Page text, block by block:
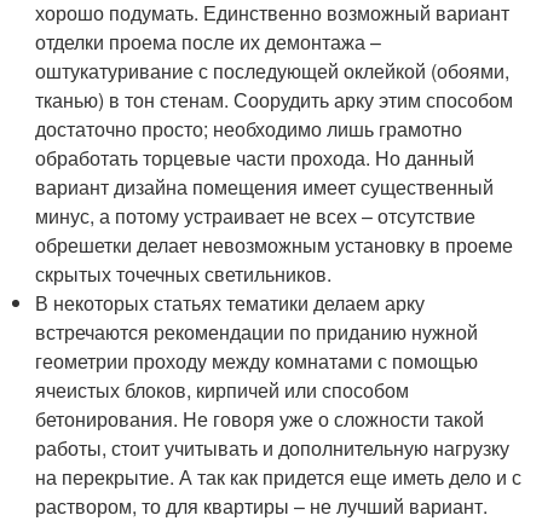
хорошо подумать. Единственно возможный вариант
отделки проема после их демонтажа –
оштукатуривание с последующей оклейкой (обоями,
тканью) в тон стенам. Соорудить арку этим способом
достаточно просто; необходимо лишь грамотно
обработать торцевые части прохода. Но данный
вариант дизайна помещения имеет существенный
минус, а потому устраивает не всех – отсутствие
обрешетки делает невозможным установку в проеме
скрытых точечных светильников.
В некоторых статьях тематики делаем арку
встречаются рекомендации по приданию нужной
геометрии проходу между комнатами с помощью
ячеистых блоков, кирпичей или способом
бетонирования. Не говоря уже о сложности такой
работы, стоит учитывать и дополнительную нагрузку
на перекрытие. А так как придется еще иметь дело и с
раствором, то для квартиры – не лучший вариант.